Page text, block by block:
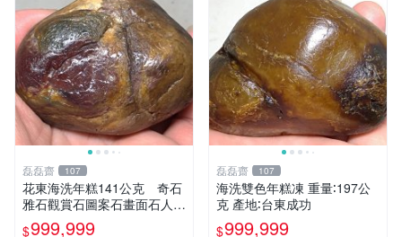
磊磊齋 107
花東海洗年糕141公克 奇石
雅石觀賞石圖案石畫面石人物
石原礦石石風景觀石印章石印
$999,999
磊磊齋 107
海洗雙色年糕凍 重量∶197公
克 產地∶台東成功
$999,999